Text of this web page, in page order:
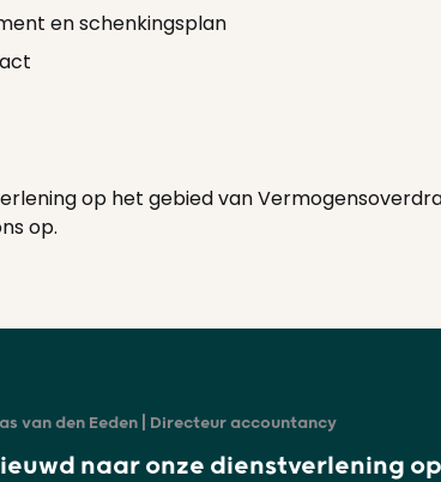
en schenkingsplan
op het gebied van
op.
van den Eeden | Directeur accountancy
naar onze dienstverlening